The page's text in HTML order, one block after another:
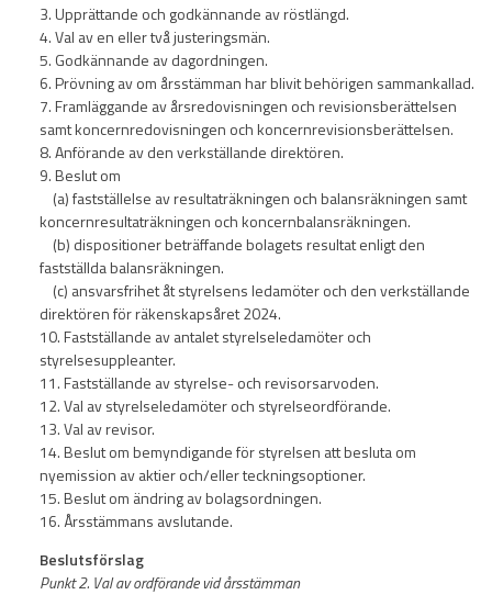
3. Upprättande och godkännande av röstlängd.
4. Val av en eller två justeringsmän.
5. Godkännande av dagordningen.
6. Prövning av om årsstämman har blivit behörigen sammankallad.
7. Framläggande av årsredovisningen och revisionsberättelsen
samt koncernredovisningen och koncernrevisionsberättelsen.
8. Anförande av den verkställande direktören.
9. Beslut om
(a) fastställelse av resultaträkningen och balansräkningen samt
koncernresultaträkningen och koncernbalansräkningen.
(b) dispositioner beträffande bolagets resultat enligt den
fastställda balansräkningen.
(c) ansvarsfrihet åt styrelsens ledamöter och den verkställande
direktören för räkenskapsåret 2024.
10. Fastställande av antalet styrelseledamöter och
styrelsesuppleanter.
11. Fastställande av styrelse- och revisorsarvoden.
12. Val av styrelseledamöter och styrelseordförande.
13. Val av revisor.
14. Beslut om bemyndigande för styrelsen att besluta om
nyemission av aktier och/eller teckningsoptioner.
15. Beslut om ändring av bolagsordningen.
16. Årsstämmans avslutande.
Beslutsförslag
Punkt 2. Val av ordförande vid årsstämman